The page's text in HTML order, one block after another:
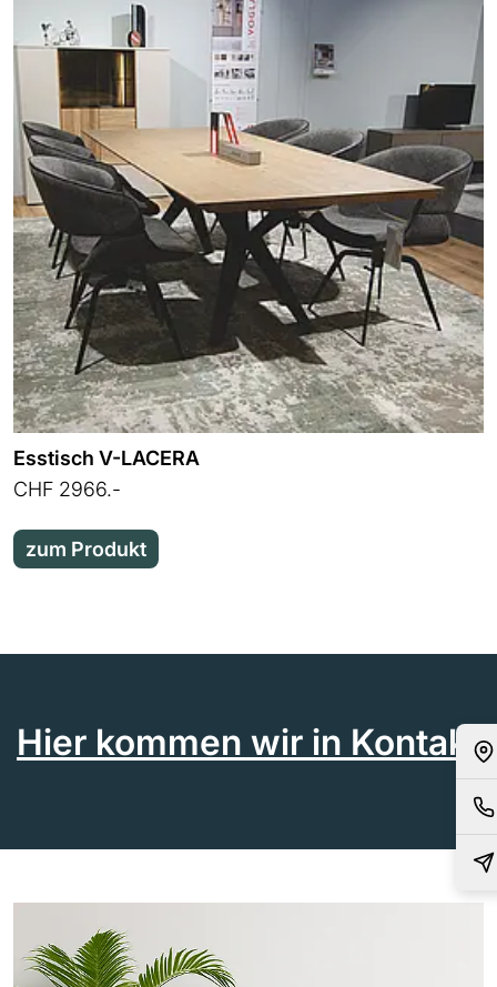
Esstisch V-LACERA
CHF 2966.-
zum Produkt
Hier kommen wir in Kontakt